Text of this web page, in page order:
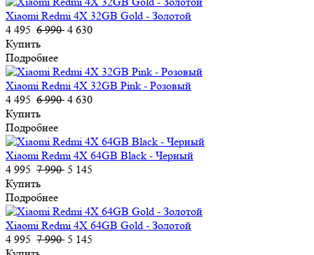
Xiaomi Redmi 4X 32GB Gold - Золотой
4 495 6 990 4 630
Купить
Подробнее
Xiaomi Redmi 4X 32GB Pink - Розовый
4 495 6 990 4 630
Купить
Подробнее
Xiaomi Redmi 4X 64GB Black - Черный
4 995 7 990 5 145
Купить
Подробнее
Xiaomi Redmi 4X 64GB Gold - Золотой
4 995 7 990 5 145